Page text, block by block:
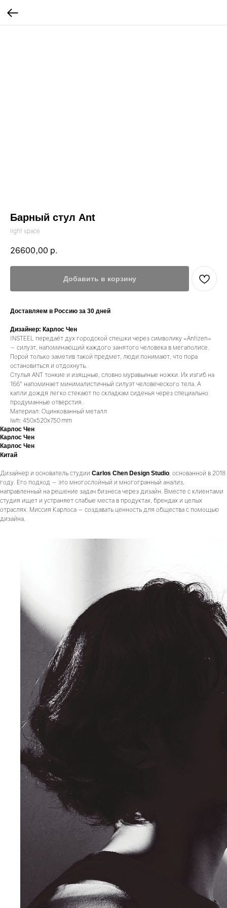
Барный стул Ant
light space
26600,00 р.
Добавить в корзину
Доставляем в Россию за 30 дней
Дизайнер: Карлос Чен
INSTEEL передаёт дух городской спешки через символику «Antizen»
— силуэт, напоминающий каждого занятого человека в мегаполисе.
Порой только заметив такой предмет, люди понимают, что пора
остановиться и отдохнуть.
Стулья ANT тонкие и изящные, словно муравьиные ножки. Их изгиб на
166° напоминает минималистичный силуэт человеческого тела. А
капли дождя легко стекают по складкам сиденья через специально
продуманные отверстия.
Материал: Оцинкованный металл
lwh: 450x520x750 mm
Карлос Чен
Карлос Чен
Карлос Чен
Китай
Дизайнер и основатель студии Carlos Chen Design Studio, основанной в 2018
году. Его подход — это многослойный и многогранный анализ,
направленный на решение задач бизнеса через дизайн. Вместе с клиентами
студия ищет и устраняет слабые места в продуктах, брендах и целых
отраслях. Миссия Карлоса — создавать ценность для общества с помощью
дизайна.